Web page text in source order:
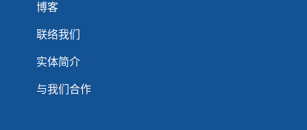
博客
联络我们
实体简介
与我们合作